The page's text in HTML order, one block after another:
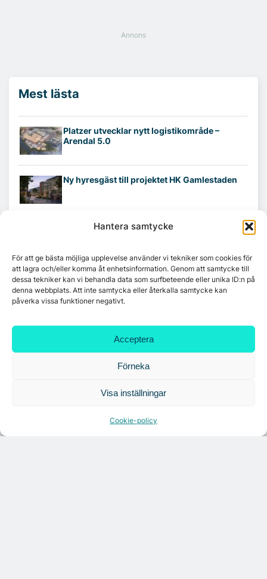
Hantera samtycke
För att ge bästa möjliga upplevelse använder vi tekniker som cookies för
att lagra och/eller komma åt enhetsinformation. Genom att samtycke till
dessa tekniker kan vi behandla data som surfbeteende eller unika ID:n på
denna webbplats. Att inte samtycka eller återkalla samtycke kan
påverka vissa funktioner negativt.
Acceptera
Förneka
Visa inställningar
Cookie-policy
Mest lästa
Platzer utvecklar nytt logistikområde –
Arendal 5.0
Ny hyresgäst till projektet HK Gamlestaden
7A återöppnar mötesvåning på Vasagatan
Tandem Health flyttar till Kungsgatan
Croisette rådgivare vid fastighetsaffär